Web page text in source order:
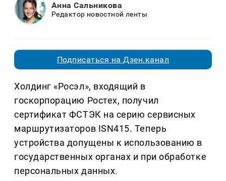
Анна Сальникова
Редактор новостной ленты
Подписаться на Дзен.канал
Холдинг «Росэл», входящий в
госкорпорацию Ростех, получил
сертификат ФСТЭК на серию сервисных
маршрутизаторов ISN415. Теперь
устройства допущены к использованию в
государственных органах и при обработке
персональных данных.